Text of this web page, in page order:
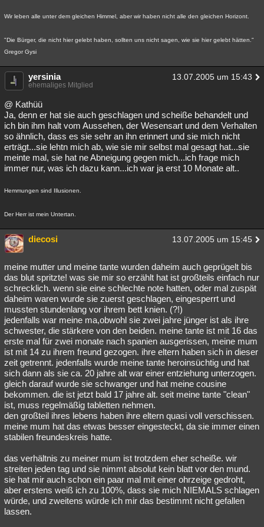
Wir leben alle unter dem gleichen Himmel, aber wir haben nicht alle den gleichen Horizont.
"Die Bürger, die nicht hier gelebt haben, sollten uns nicht sagen, wie sie hier gelebt hätten."
Gregor Gysi
yersinia 13.07.2005 um 15:43
ehemaliges Mitglied
@ Kathüü
Ja, denn er hat sie auch geschlagen und scheiße behandelt und
ich bin ihm halt vom Aussehen, der Wesensart und dem Verhalten
so ähnlich, dass es sie sehr an ihn erinnert und sie mich nicht
erträgt...sie lehtn mich ab, wie sie mir selbst mal gesagt hat...sie
meinte mal, sie hat ne Abneigung gegen mich...ich frage mich
immer nur, was ich dazu kann...ich war ja erst 10 Monate alt..
Hemmungen sind Illusionen.
Der Herr ist mein Untertan.
diecosi 13.07.2005 um 15:45
meine mutter und meine tante wurden daheim auch geprügelt bis
das blut spritzte! was sie mir so erzählt hat ist großteils einfach nur
schrecklich. wenn sie eine schlechte note hatten, oder mal zuspät
daheim waren wurde sie zuerst geschlagen, eingesperrt und
mussten stundenlang vor ihrem bett knien. (?!)
jedenfalls war meine ma,obwohl sie zwei jahre jünger ist als ihre
schwester, die stärkere von den beiden. meine tante ist mit 16 das
erste mal für zwei monate nach spanien ausgerissen, meine mum
ist mit 14 zu ihrem freund gezogen. ihre eltern haben sich in dieser
zeit getrennt. jedenfalls wurde meine tante heroinsüchtig und hat
sich dann als sie ca. 20 jahre alt war einer entziehung unterzogen.
gleich darauf wurde sie schwanger und hat meine cousine
bekommen. die ist jetzt bald 17 jahre alt. seit meine tante "clean"
ist, muss regelmäßig tabletten nehmen.
den großteil ihres lebens haben ihre eltern quasi voll verschissen.
meine mum hat das etwas besser eingesteckt, da sie immer einen
stabilen freundeskreis hatte.
das verhältnis zu meiner mum ist trotzdem eher scheiße. wir
streiten jeden tag und sie nimmt absolut kein blatt vor den mund.
sie hat mir auch schon ein paar mal mit einer ohrzeige gedroht,
aber erstens weiß ich zu 100%, dass sie mich NIEMALS schlagen
würde, und zweitens würde ich mir das bestimmt nicht gefallen
lassen.